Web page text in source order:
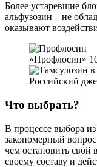
Более устаревшие
альфузозин – не
оказывают
«Профлосин»
Российский
Что выбрать?
В процессе выбора
закономерный
чем остановить свой
своему составу и